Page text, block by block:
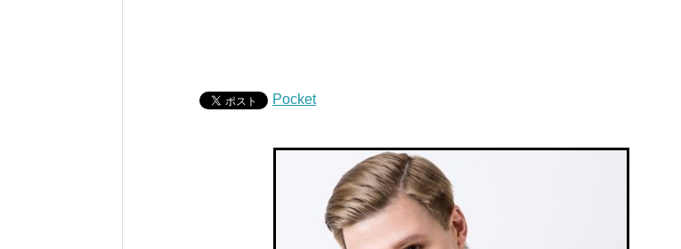
Pocket